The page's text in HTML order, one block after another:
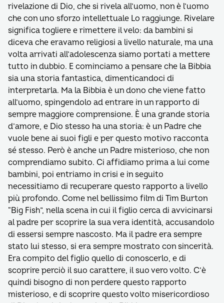
rivelazione di Dio, che si rivela all’uomo, non è l’uomo
che con uno sforzo intellettuale Lo raggiunge. Rivelare
significa togliere e rimettere il velo: da bambini si
diceva che eravamo religiosi a livello naturale, ma una
volta arrivati all’adolescenza siamo portati a mettere
tutto in dubbio. E cominciamo a pensare che la Bibbia
sia una storia fantastica, dimenticandoci di
interpretarla. Ma la Bibbia è un dono che viene fatto
all’uomo, spingendolo ad entrare in un rapporto di
sempre maggiore comprensione. È una grande storia
d’amore, e Dio stesso ha una storia: è un Padre che
vuole bene ai suoi figli e per questo motivo racconta
sé stesso. Però è anche un Padre misterioso, che non
comprendiamo subito. Ci affidiamo prima a lui come
bambini, poi entriamo in crisi e in seguito
necessitiamo di recuperare questo rapporto a livello
più profondo. Come nel bellissimo film di Tim Burton
“Big Fish”, nella scena in cui il figlio cerca di avvicinarsi
al padre per scoprire la sua vera identità, accusandolo
di essersi sempre nascosto. Ma il padre era sempre
stato lui stesso, si era sempre mostrato con sincerità.
Era compito del figlio quello di conoscerlo, e di
scoprire perciò il suo carattere, il suo vero volto. C’è
quindi bisogno di non perdere questo rapporto
misterioso, e di scoprire questo volto misericordioso